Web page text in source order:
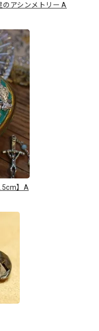
アシンメトリー A
】A